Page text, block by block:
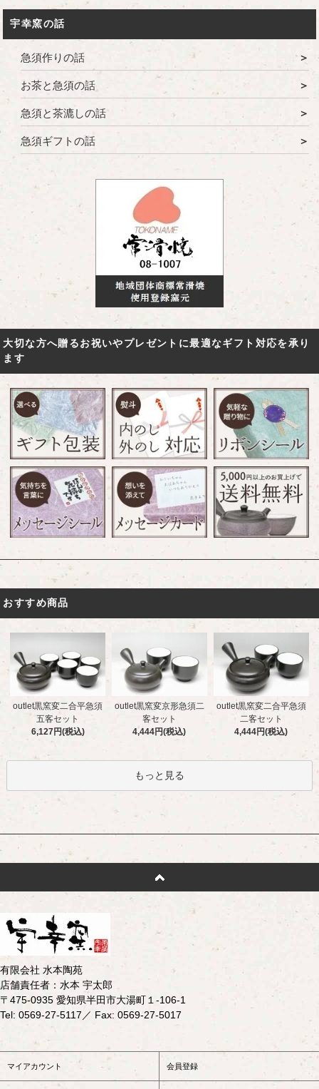
宇幸窯の話
急須作りの話
お茶と急須の話
急須と茶漉しの話
急須ギフトの話
大切な方へ贈るお祝いやプレゼントに最適なギフト対応を承り
ます
おすすめ商品
outlet黒窯変二合平急須
五客セット
6,127円(税込)
outlet黒窯変京形急須二
客セット
4,444円(税込)
outlet黒窯変二合平急須
二客セット
4,444円(税込)
もっと見る
有限会社 水本陶苑
店舗責任者：水本 宇太郎
〒475-0935 愛知県半田市大湯町１-106-1
Tel: 0569-27-5117／ Fax: 0569-27-5017
マイアカウント 会員登録